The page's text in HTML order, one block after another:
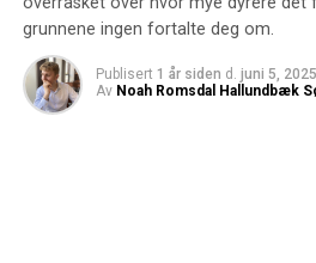
grunnene ingen fortalte deg om.
Publisert 1 år siden d. juni 5, 2025
Av Noah Romsdal Hallundbæk